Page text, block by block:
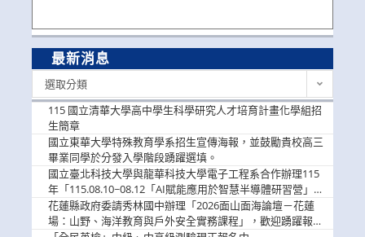
最新消息
選取分類
115 國立清華大學高中學生科學研究人才培育計畫化學組招
生簡章
國立東華大學特殊教育學系招生宣傳海報，並鼓勵貴校高三
畢業同學於分發入學階段踴躍選填。
國立臺北科技大學與龍華科技大學電子工程系合作辦理115
年「115.08.10~08.12「AI賦能應用於智慧半導體研習營」，
歡迎學生踴躍報名參加
花蓮縣政府委請秀林國中辦理「2026面山面海論壇－花蓮
場：山野、海洋教育與戶外安全實務課程」，歡迎踴躍報名